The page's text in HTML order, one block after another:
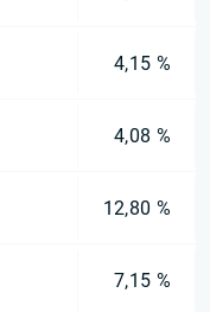
4,15 %
4,08 %
12,80 %
7,15 %